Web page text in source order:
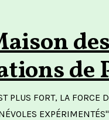
de
PLUS FORT, LA FORCE
EXPÉRIMENTÉS"